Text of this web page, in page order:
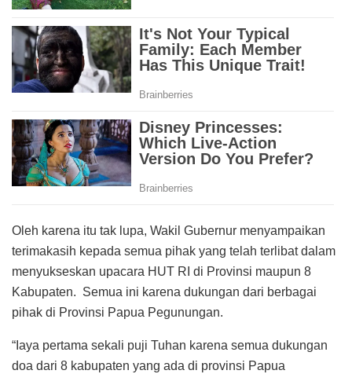
Oleh karena itu tak lupa, Wakil Gubernur menyampaikan
terimakasih kepada semua pihak yang telah terlibat dalam
menyukseskan upacara HUT RI di Provinsi maupun 8
Kabupaten. Semua ini karena dukungan dari berbagai
pihak di Provinsi Papua Pegunungan.
“Iaya pertama sekali puji Tuhan karena semua dukungan
doa dari 8 kabupaten yang ada di provinsi Papua